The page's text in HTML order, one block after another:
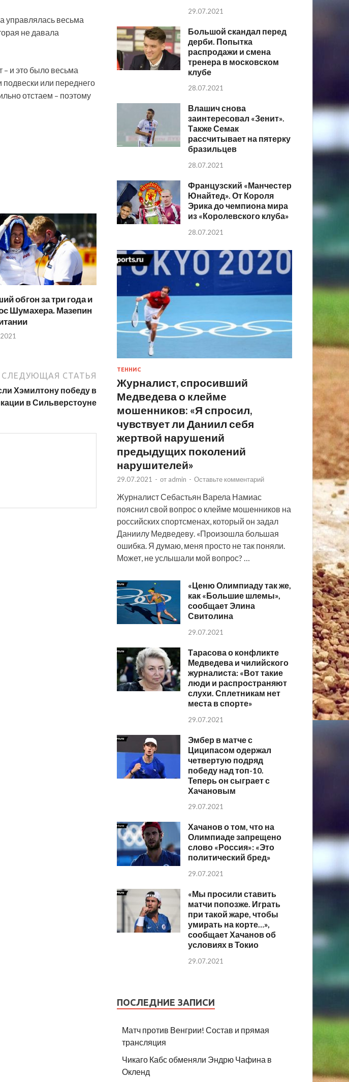
управлялась весьма
не давала
– и это было весьма
подвески или переднего
отстаем – поэтому
обгон за три года и
Шумахера. Мазепин
СЛЕДУЮЩАЯ СТАТЬЯ
Хэмилтону победу в
в Сильверстоуне
29.07.2021
Большой скандал перед
дерби. Попытка
распродажи и смена
тренера в московском
клубе
28.07.2021
Влашич снова
заинтересовал «Зенит».
Также Семак
рассчитывает на пятерку
бразильцев
28.07.2021
Французский «Манчестер
Юнайтед». От Короля
Эрика до чемпиона мира
из «Королевского клуба»
28.07.2021
ТЕННИС
Журналист, спросивший
Медведева о клейме
мошенников: «Я спросил,
чувствует ли Даниил себя
жертвой нарушений
предыдущих поколений
нарушителей»
29.07.2021 - от admin - Оставьте комментарий
Журналист Себастьян Варела Намиас
пояснил свой вопрос о клейме мошенников на
российских спортсменах, который он задал
Даниилу Медведеву. «Произошла большая
ошибка. Я думаю, меня просто не так поняли.
Может, не услышали мой вопрос? …
«Ценю Олимпиаду так же,
как «Большие шлемы»,
сообщает Элина
Свитолина
29.07.2021
Тарасова о конфликте
Медведева и чилийского
журналиста: «Вот такие
люди и распространяют
слухи. Сплетникам нет
места в спорте»
29.07.2021
Эмбер в матче с
Циципасом одержал
четвертую подряд
победу над топ-10.
Теперь он сыграет с
Хачановым
29.07.2021
Хачанов о том, что на
Олимпиаде запрещено
слово «Россия»: «Это
политический бред»
29.07.2021
«Мы просили ставить
матчи попозже. Играть
при такой жаре, чтобы
умирать на корте…»,
сообщает Хачанов об
условиях в Токио
29.07.2021
ПОСЛЕДНИЕ ЗАПИСИ
Матч против Венгрии! Состав и прямая
трансляция
Чикаго Кабс обменяли Эндрю Чафина в
Окленд